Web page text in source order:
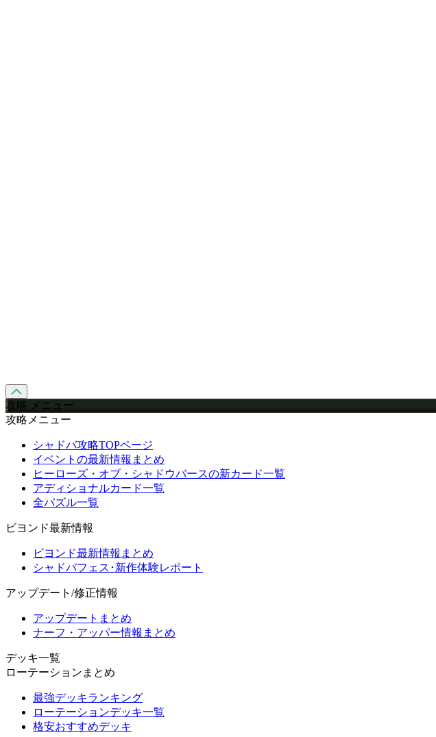
攻略 メニュー
攻略メニュー
シャドバ攻略TOPページ
イベントの最新情報まとめ
ヒーローズ・オブ・シャドウバースの新カード一覧
アディショナルカード一覧
全パズル一覧
ビヨンド最新情報
ビヨンド最新情報まとめ
シャドバフェス･新作体験レポート
アップデート/修正情報
アップデートまとめ
ナーフ・アッパー情報まとめ
デッキ一覧
ローテーションまとめ
最強デッキランキング
ローテーションデッキ一覧
格安おすすめデッキ